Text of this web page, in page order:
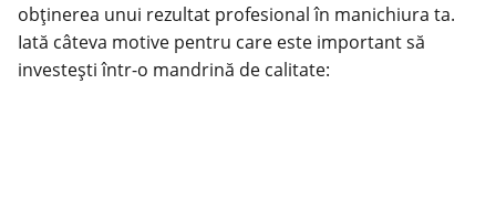
obținerea unui rezultat profesional în manichiura ta.
Iată câteva motive pentru care este important să
investești într-o mandrină de calitate: